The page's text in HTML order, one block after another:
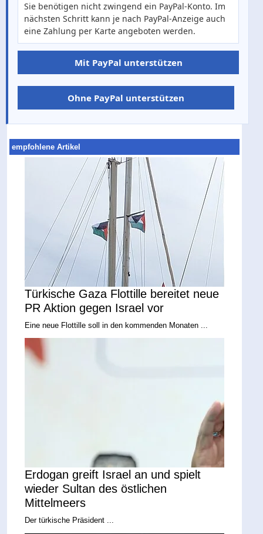
Sie benötigen nicht zwingend ein PayPal-Konto. Im
nächsten Schritt kann je nach PayPal-Anzeige auch
eine Zahlung per Karte angeboten werden.
Mit PayPal unterstützen
Ohne PayPal unterstützen
empfohlene Artikel
Türkische Gaza Flottille bereitet neue
PR Aktion gegen Israel vor
Eine neue Flottille soll in den kommenden Monaten ...
Erdogan greift Israel an und spielt
wieder Sultan des östlichen
Mittelmeers
Der türkische Präsident ...